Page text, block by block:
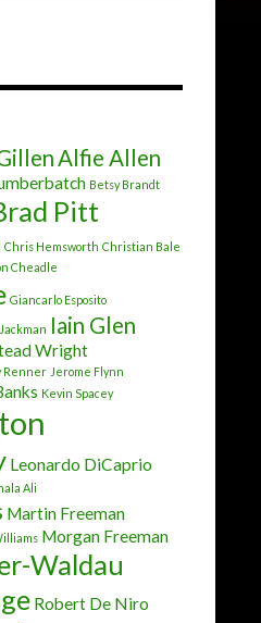
Alfie Allen
Betsy Brandt
Pitt
Chris Hemsworth Christian Bale
Cheadle
Giancarlo Esposito
Iain Glen
Wright
Renner Jerome Flynn
Kevin Spacey
Leonardo DiCaprio
Ali
Martin Freeman
Morgan Freeman
Waldau
Robert De Niro